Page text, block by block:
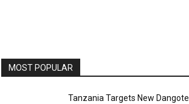
MOST POPULAR
Tanzania Targets New Dangote